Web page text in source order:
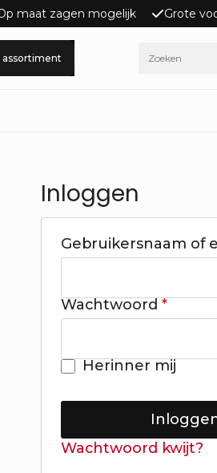
maat zagen mogelijk Grote
assortiment
Inloggen
Gebruikersnaam of
Wachtwoord *
Herinner mij
Wachtwoord kwijt?